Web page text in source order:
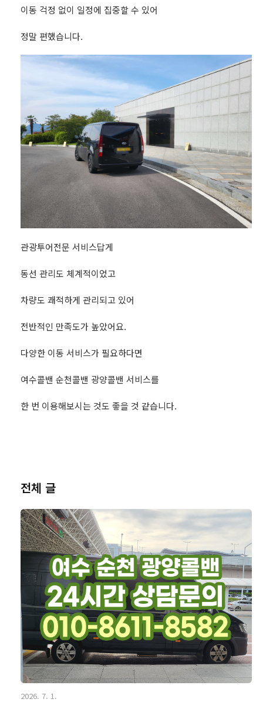
이동 걱정 없이 일정에 집중할 수 있어
정말 편했습니다.
관광투어전문 서비스답게
동선 관리도 체계적이었고
차량도 쾌적하게 관리되고 있어
전반적인 만족도가 높았어요.
다양한 이동 서비스가 필요하다면
여수콜밴 순천콜밴 광양콜밴 서비스를
한 번 이용해보시는 것도 좋을 것 같습니다.
전체 글
2026. 7. 1.